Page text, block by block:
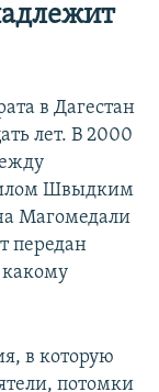
в Дагестан
лет. В 2000
Швыдким
Магомедали
передан
какому
в которую
потомки